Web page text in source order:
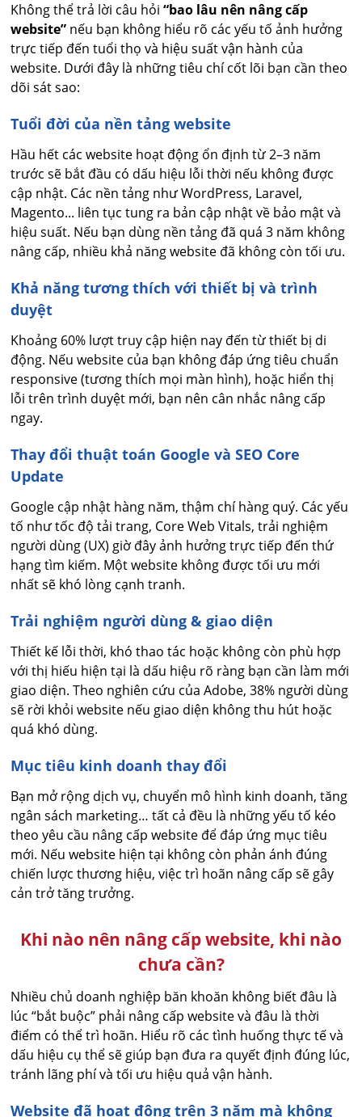
Không thể trả lời câu hỏi“bao lâu nên nâng cấp
website” nếu bạn không hiểu rõ các yếu tố ảnh hưởng
trực tiếp đến tuổi thọ và hiệu suất vận hành của
website. Dưới đây là những tiêu chí cốt lõi bạn cần theo
dõi sát sao:
Tuổi đời của nền tảng website
Hầu hết các website hoạt động ổn định từ 2–3 năm
trước sẽ bắt đầu có dấu hiệu lỗi thời nếu không được
cập nhật. Các nền tảng như WordPress, Laravel,
Magento... liên tục tung ra bản cập nhật về bảo mật và
hiệu suất. Nếu bạn dùng nền tảng đã quá 3 năm không
nâng cấp, nhiều khả năng website đã không còn tối ưu.
Khả năng tương thích với thiết bị và trình
duyệt
Khoảng 60% lượt truy cập hiện nay đến từ thiết bị di
động. Nếu website của bạn không đáp ứng tiêu chuẩn
responsive (tương thích mọi màn hình), hoặc hiển thị
lỗi trên trình duyệt mới, bạn nên cân nhắc nâng cấp
ngay.
Thay đổi thuật toán Google và SEO Core
Update
Google cập nhật hàng năm, thậm chí hàng quý. Các yếu
tố như tốc độ tải trang, Core Web Vitals, trải nghiệm
người dùng (UX) giờ đây ảnh hưởng trực tiếp đến thứ
hạng tìm kiếm. Một website không được tối ưu mới
nhất sẽ khó lòng cạnh tranh.
Trải nghiệm người dùng & giao diện
Thiết kế lỗi thời, khó thao tác hoặc không còn phù hợp
với thị hiếu hiện tại là dấu hiệu rõ ràng bạn cần làm mới
giao diện. Theo nghiên cứu của Adobe, 38% người dùng
sẽ rời khỏi website nếu giao diện không thu hút hoặc
quá khó dùng.
Mục tiêu kinh doanh thay đổi
Bạn mở rộng dịch vụ, chuyển mô hình kinh doanh, tăng
ngân sách marketing… tất cả đều là những yếu tố kéo
theo yêu cầu nâng cấp website để đáp ứng mục tiêu
mới. Nếu website hiện tại không còn phản ánh đúng
chiến lược thương hiệu, việc trì hoãn nâng cấp sẽ gây
cản trở tăng trưởng.
Khi nào nên nâng cấp website, khi nào
chưa cần?
Nhiều chủ doanh nghiệp băn khoăn không biết đâu là
lúc “bắt buộc” phải nâng cấp website và đâu là thời
điểm có thể trì hoãn. Hiểu rõ các tình huống thực tế và
dấu hiệu cụ thể sẽ giúp bạn đưa ra quyết định đúng lúc,
tránh lãng phí và tối ưu hiệu quả vận hành.
Website đã hoạt động trên 3 năm mà không